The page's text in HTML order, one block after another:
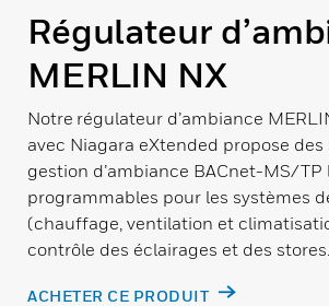
Régulateur
MERLIN NX
Notre régulateur d’ambiance
avec Niagara eXtended propose
gestion d’ambiance BACnet-MS/
programmables pour les systèmes
(chauffage, ventilation et
contrôle des éclairages et des stores.
ACHETER CE PRODUIT